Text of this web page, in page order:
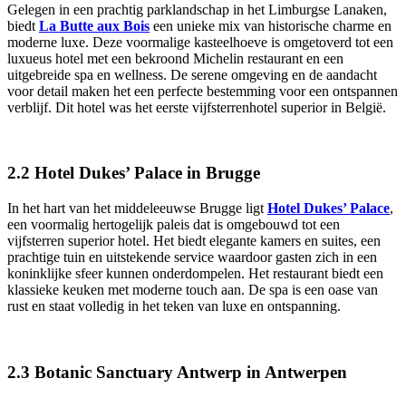
Gelegen in een prachtig parklandschap in het Limburgse Lanaken,
biedt La Butte aux Bois een unieke mix van historische charme en
moderne luxe. Deze voormalige kasteelhoeve is omgetoverd tot een
luxueus hotel met een bekroond Michelin restaurant en een
uitgebreide spa en wellness. De serene omgeving en de aandacht
voor detail maken het een perfecte bestemming voor een ontspannen
verblijf. Dit hotel was het eerste vijfsterrenhotel superior in België.
2.2 Hotel Dukes’ Palace in Brugge
In het hart van het middeleeuwse Brugge ligt Hotel Dukes’ Palace,
een voormalig hertogelijk paleis dat is omgebouwd tot een
vijfsterren superior hotel. Het biedt elegante kamers en suites, een
prachtige tuin en uitstekende service waardoor gasten zich in een
koninklijke sfeer kunnen onderdompelen. Het restaurant biedt een
klassieke keuken met moderne touch aan. De spa is een oase van
rust en staat volledig in het teken van luxe en ontspanning.
2.3 Botanic Sanctuary Antwerp in Antwerpen